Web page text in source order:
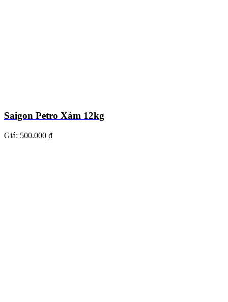
Saigon Petro Xám 12kg
Giá: 500.000 ₫